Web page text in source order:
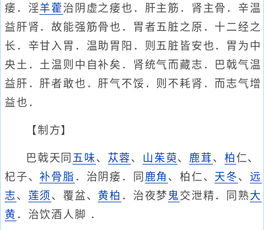
痿．淫羊 藿 治阴虚之痿也．肝主筋．肾主骨．辛温
益肝肾．故能强筋骨也．胃者五脏之原．十二经之
长．辛甘入胃．温助胃阳．则五脏皆安也．胃为中
央土．土温则中自补矣．肾统气而藏志．巴戟气温
益肝．肝者敢也．肝气不馁．则不耗肾．而志气增
益也．
【制方】
巴戟天同 五味、 苁蓉 、 山茱萸 、 鹿茸 、 柏仁、
杞子、补骨脂 ．治阴痿．同 鹿角 、柏仁、 天冬 、 远
志 、 莲须 、覆盆、 黄柏 ．治夜梦 鬼交泄精．同熟大
黄 ．治饮酒人脚 ．